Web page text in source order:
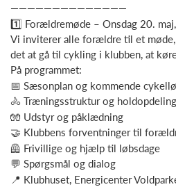
——————————————
1️⃣ Forældremøde – Onsdag 20.
Vi inviterer alle forældre til et
det at gå til cykling i klubben, at
På programmet:
📅 Sæsonplan og kommende
🚴 Træningsstruktur og holdopdeling
🧤 Udstyr og påklædning
🤝 Klubbens forventninger til
🦺 Frivillige og hjælp til løbsdage
💬 Spørgsmål og dialog
📍 Klubhuset, Energicenter